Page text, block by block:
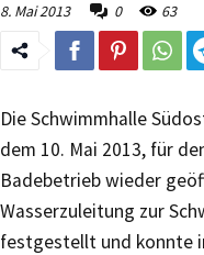
8. Mai 2013
0 63
Die Schwimmhalle
dem 10. Mai 2013, für
Badebetrieb wieder
Wasserzuleitung zur
festgestellt und konnte